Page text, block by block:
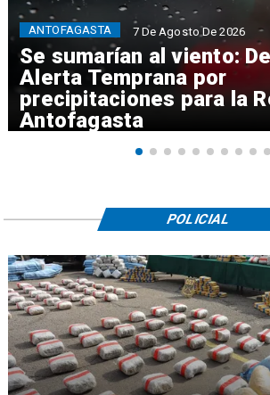
Se sumarían al viento:
Alerta Temprana por
precipitaciones para la
Antofagasta
ANTOFAGASTA 7 De Agosto De 2026
POLICIAL